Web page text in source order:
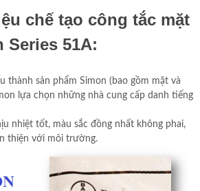
chế tạo công tắc mặt
Series 51A:
thành sản phẩm Simon (bao gồm mặt và
lựa chọn những nhà cung cấp danh tiếng
nhiệt tốt, màu sắc đồng nhất không phai,
thiện với môi trường.